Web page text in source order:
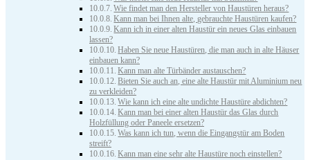
Wie findet man den Hersteller von Haustüren heraus?
Kann man bei Ihnen alte, gebrauchte Haustüren kaufen?
Kann ich in einer alten Haustür ein neues Glas einbauen
lassen?
Haben Sie neue Haustüren, die man auch in alte Häuser
einbauen kann?
Kann man alte Türbänder austauschen?
Bieten Sie auch an, eine alte Haustür mit Aluminium neu
zu verkleiden?
Wie kann ich eine alte undichte Haustüre abdichten?
Kann man bei einer alten Haustür das Glas durch
Holzfüllung oder Paneele ersetzen?
Was kann ich tun, wenn die Eingangstür am Boden
streift?
Kann man eine sehr alte Haustüre noch einstellen?